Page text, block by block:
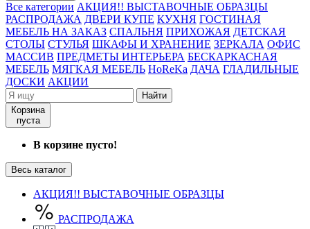
Все категории АКЦИЯ!! ВЫСТАВОЧНЫЕ ОБРАЗЦЫ
РАСПРОДАЖА ДВЕРИ КУПЕ КУХНЯ ГОСТИНАЯ
МЕБЕЛЬ НА ЗАКАЗ СПАЛЬНЯ ПРИХОЖАЯ ДЕТСКАЯ
СТОЛЫ СТУЛЬЯ ШКАФЫ И ХРАНЕНИЕ ЗЕРКАЛА ОФИС
МАССИВ ПРЕДМЕТЫ ИНТЕРЬЕРА БЕСКАРКАСНАЯ
МЕБЕЛЬ МЯГКАЯ МЕБЕЛЬ HoReKa ДАЧА ГЛАДИЛЬНЫЕ
ДОСКИ АКЦИИ
Найти
Корзина
пуста
В корзине пусто!
Весь каталог
АКЦИЯ!! ВЫСТАВОЧНЫЕ ОБРАЗЦЫ
РАСПРОДАЖА